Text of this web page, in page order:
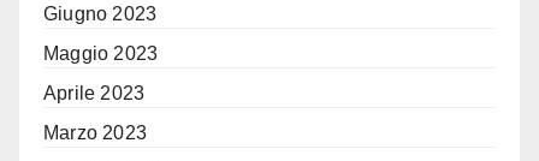
Giugno 2023
Maggio 2023
Aprile 2023
Marzo 2023